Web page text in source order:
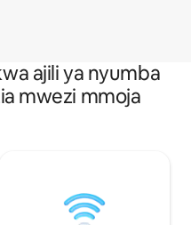
ajili ya nyumba
mwezi mmoja